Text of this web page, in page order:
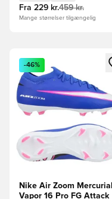
Fra 229 kr.459 kr.
Mange størrelser tilgængelig
Åbner en Modal til at
-46%
Nike Air Zoom Mercurial
Vapor 16 Pro FG Attack